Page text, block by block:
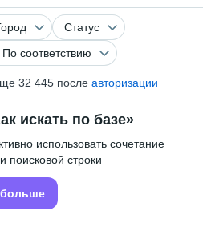
Статус
По соответствию
32 445 после авторизации
искать по базе»
использовать сочетание
поисковой строки
больше